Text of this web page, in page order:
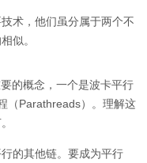
术，他们虽分属于两个不
似。
的概念，一个是波卡平行
（Parathreads）。理解这
的其他链。要成为平行